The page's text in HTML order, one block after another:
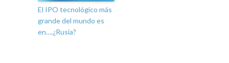
El IPO tecnológico más
grande del mundo es
en….¿Rusia?